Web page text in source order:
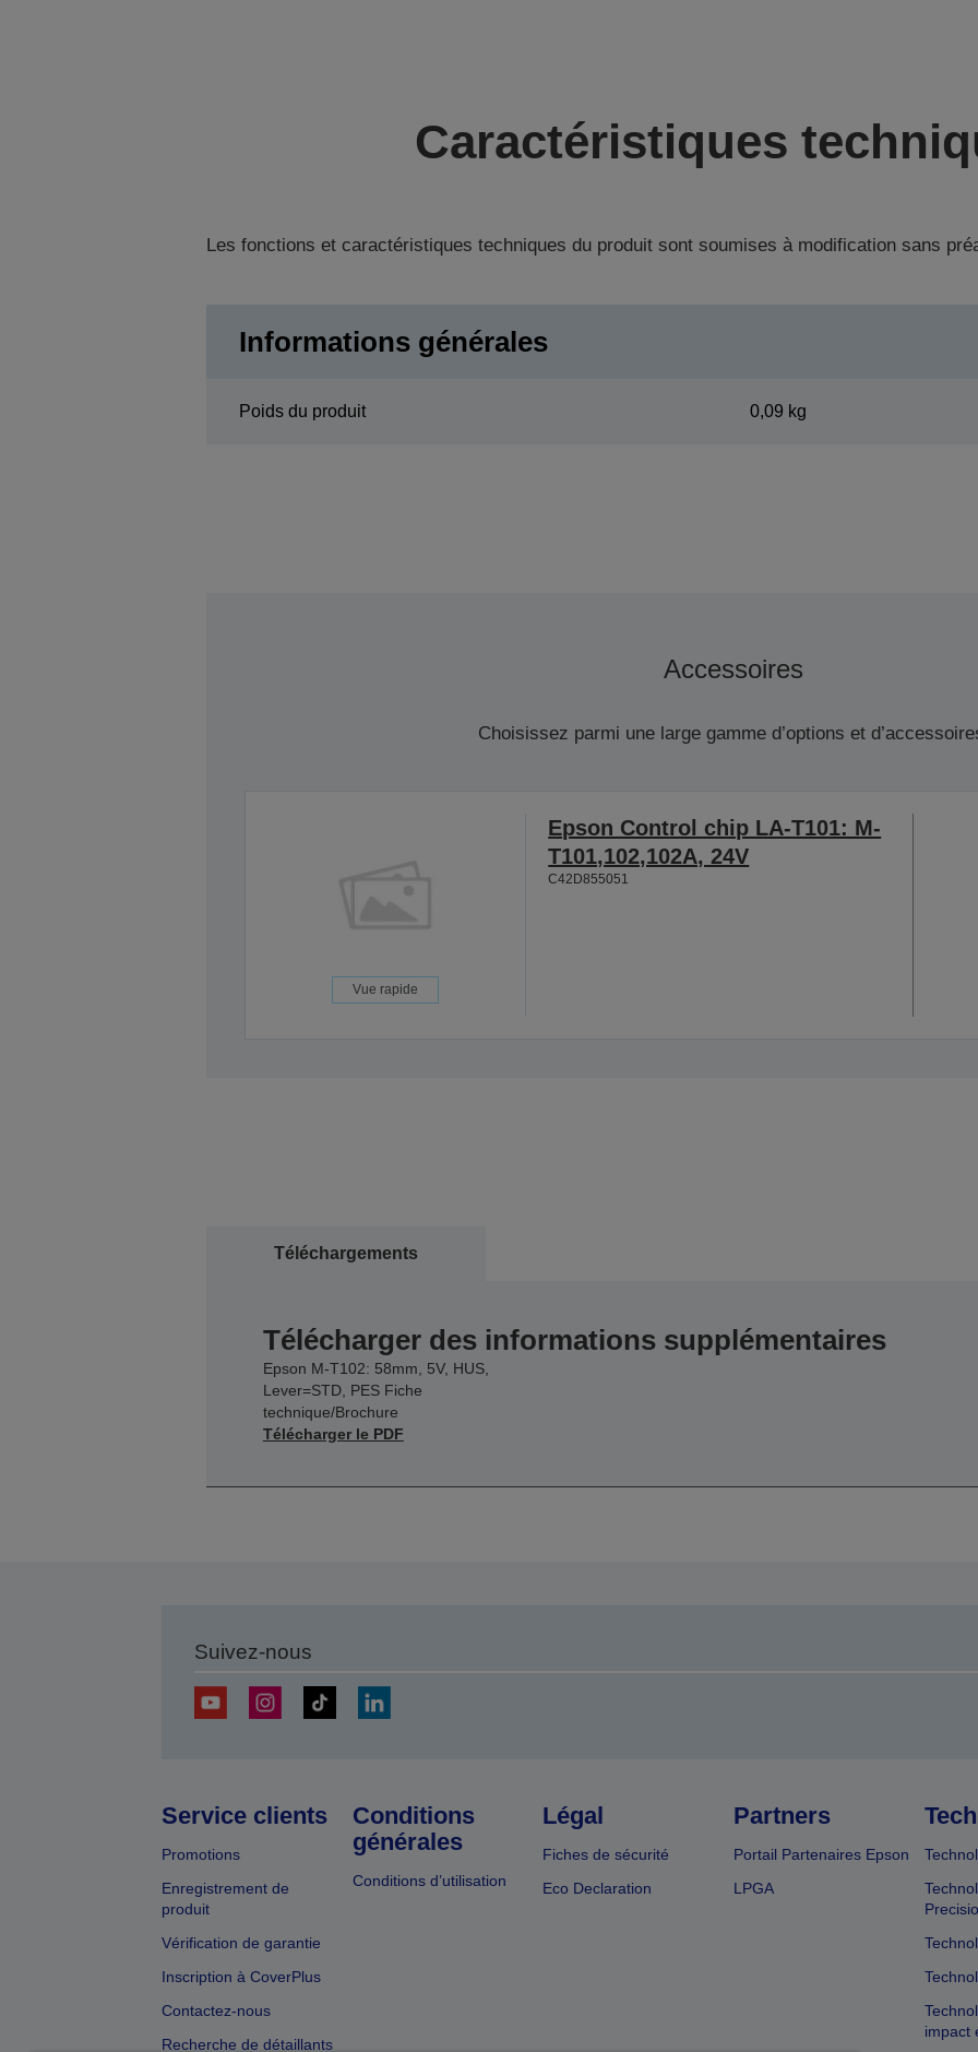
Caractéristiques
Les fonctions et caractéristiques techniques du produit sont soumises à modification sans
Informations générales
Poids du produit 0,09 kg
Accessoires
Choisissez parmi une large gamme d’options et
Vue rapide
Epson Control chip LA-T101: M-
T101,102,102A, 24V
C42D855051
Téléchargements
Télécharger des informations supplémentaires
Epson M-T102: 58mm, 5V, HUS,
Lever=STD, PES Fiche
technique/Brochure
Télécharger le PDF
Suivez-nous
Service clients
Promotions
Enregistrement de
produit
Vérification de garantie
Inscription à CoverPlus
Contactez-nous
Recherche de détaillants
Conditions
générales
Conditions d’utilisation
Légal
Fiches de sécurité
Eco Declaration
Partners
Portail Partenaires Epson
LPGA
impact